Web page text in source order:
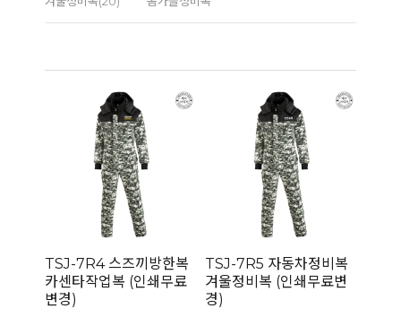
TSJ-7R4 스즈끼방한복
카센타작업복 (인쇄무료
변경)
TSJ-7R5 자동차정비복
겨울정비복 (인쇄무료변
경)